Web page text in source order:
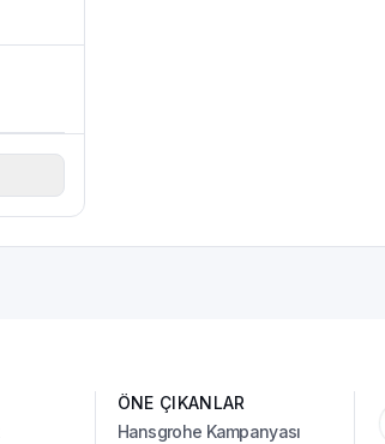
ÖNE ÇIKANLAR
Hansgrohe Kampanyası